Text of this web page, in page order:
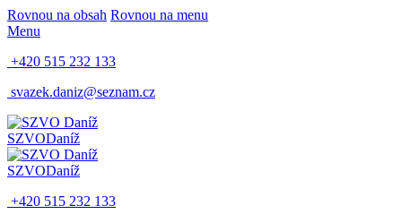
Rovnou na obsah Rovnou na menu
Menu
+420 515 232 133
svazek.daniz@seznam.cz
SZVODaníž
SZVODaníž
+420 515 232 133